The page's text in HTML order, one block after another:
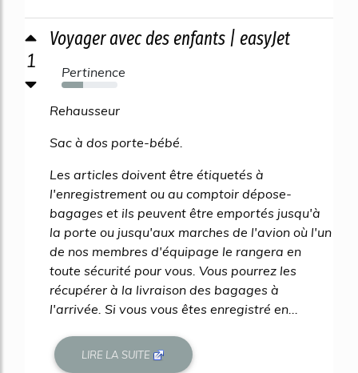
1
Voyager avec des enfants | easyJet
Pertinence
39%
Rehausseur
Sac à dos porte-bébé.
Les articles doivent être étiquetés à
l'enregistrement ou au comptoir dépose-
bagages et ils peuvent être emportés jusqu'à
la porte ou jusqu'aux marches de l'avion où l'un
de nos membres d'équipage le rangera en
toute sécurité pour vous. Vous pourrez les
récupérer à la livraison des bagages à
l'arrivée. Si vous vous êtes enregistré en...
LIRE LA SUITE